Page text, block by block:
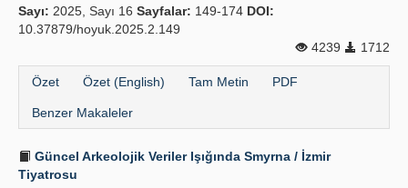
Sayı: 2025, Sayı 16 Sayfalar: 149-174 DOI:
10.37879/hoyuk.2025.2.149
4239
1712
Özet Özet (English) Tam Metin PDF
Benzer Makaleler
Güncel Arkeolojik Veriler Işığında Smyrna / İzmir
Tiyatrosu